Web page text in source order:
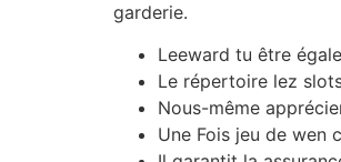
garderie.
Leeward tu être
Le répertoire lez
Nous-même
Une Fois jeu de wen